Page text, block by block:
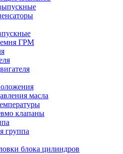
ГРМ
масла
клапаны
группа
блока цилиндров